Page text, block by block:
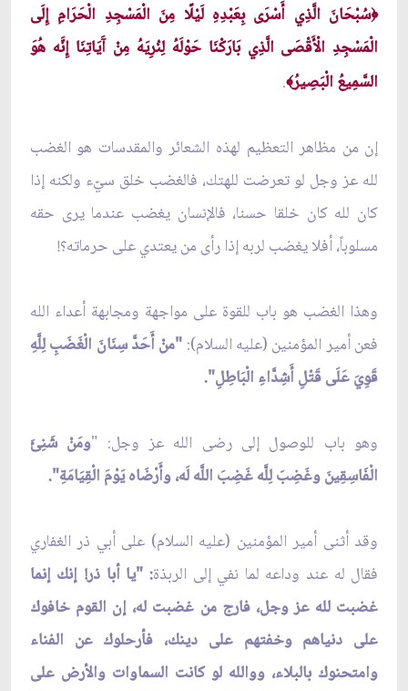
﴿سُبْحَانَ الَّذِي أَسْرَى بِعَبْدِهِ لَيْلًا مِنَ الْمَسْجِدِ الْحَرَامِ إِلَى
الْمَسْجِدِ الْأَقْصَى الَّذِي بَارَكْنَا حَوْلَهُ لِنُرِيَهُ مِنْ آَيَاتِنَا إِنَّه هُوَ
السَّمِيعُ الْبَصِيرُ﴾.
إن من مظاهر التعظيم لهذه الشعائر والمقدسات هو الغضب
لله عز وجل لو تعرضت للهتك، فالغضب خلق سيّء ولكنه إذا
كان لله كان خلقا حسنا، فالإنسان يغضب عندما يرى حقه
مسلوباً، أفلا يغضب لربه إذا رأى من يعتدي على حرماته؟!
وهذا الغضب هو باب للقوة على مواجهة ومجابهة أعداء الله
فعن أمير المؤمنين (عليه السلام): "منْ أَحَدَّ سِنَانَ الْغَضَبِ لِلَّهِ
قَوِيَ عَلَى قَتْلِ أَشِدَّاءِ الْبَاطِلِ".
وهو باب للوصول إلى رضى الله عز وجل: "ومَنْ شَنِئَ
الْفَاسِقِينَ وغَضِبَ لِلَّه غَضِبَ اللَّه لَه، وأَرْضَاه يَوْمَ الْقِيَامَةِ".
وقد أثنى أمير المؤمنين (عليه السلام) على أبي ذر الغفاري
فقال له عند وداعه لما نفي إلى الربذة: "يا أبا ذر! إنك إنما
غضبت لله عز وجل، فارج من غضبت له، إن القوم خافوك
على دنياهم وخفتهم على دينك، فأرحلوك عن الفناء
وامتحنوك بالبلاء، ووالله لو كانت السماوات والأرض على